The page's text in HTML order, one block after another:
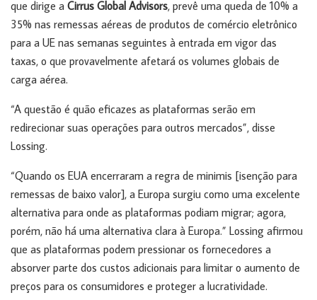
que dirige a Cirrus Global Advisors, prevê uma queda de 10% a
35% nas remessas aéreas de produtos de comércio eletrônico
para a UE nas semanas seguintes à entrada em vigor das
taxas, o que provavelmente afetará os volumes globais de
carga aérea.
“A questão é quão eficazes as plataformas serão em
redirecionar suas operações para outros mercados”, disse
Lossing.
“Quando os EUA encerraram a regra de minimis [isenção para
remessas de baixo valor], a Europa surgiu como uma excelente
alternativa para onde as plataformas podiam migrar; agora,
porém, não há uma alternativa clara à Europa.” Lossing afirmou
que as plataformas podem pressionar os fornecedores a
absorver parte dos custos adicionais para limitar o aumento de
preços para os consumidores e proteger a lucratividade.